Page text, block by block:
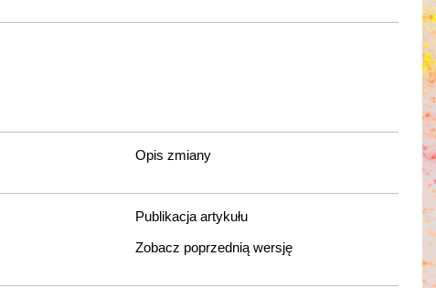
Opis zmiany
Publikacja artykułu
Zobacz poprzednią wersję